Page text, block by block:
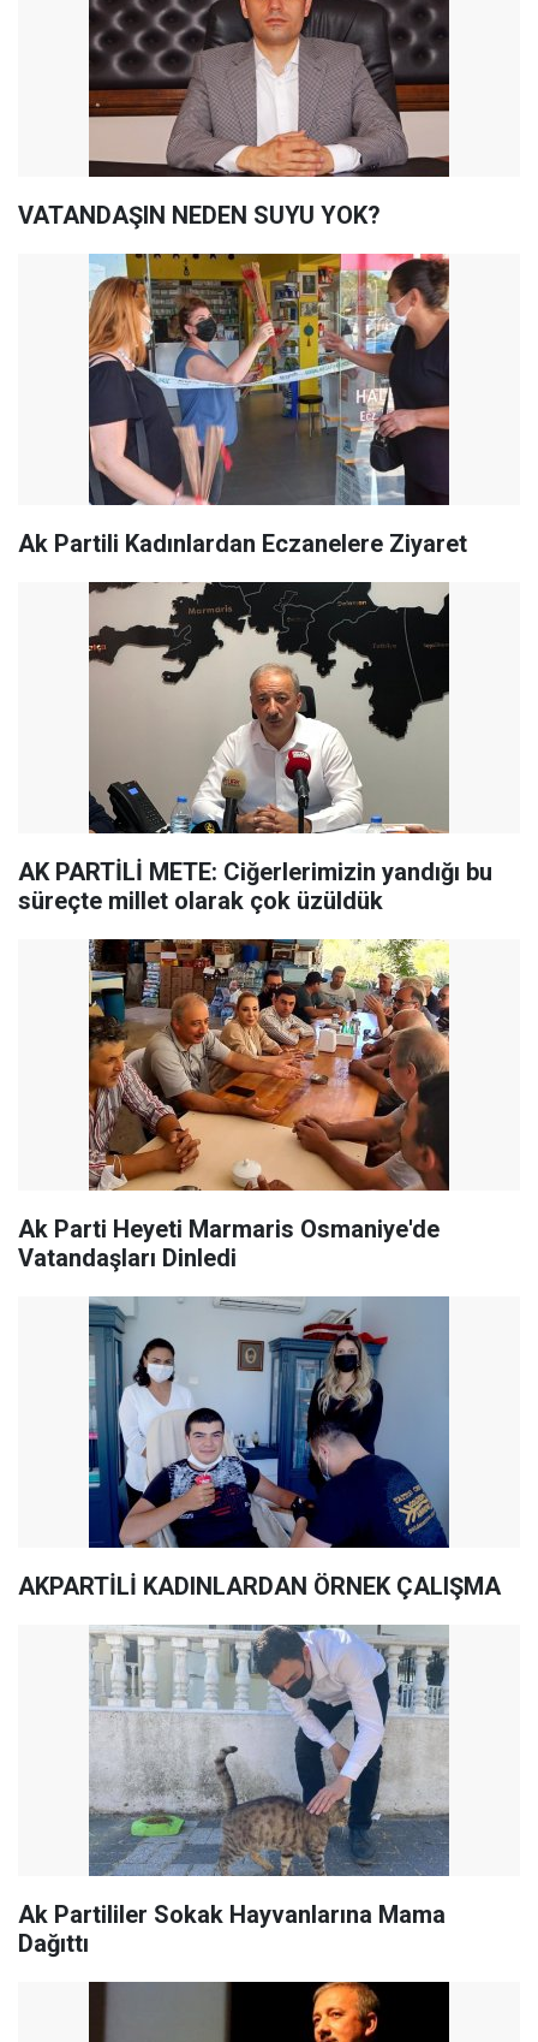
VATANDAŞIN NEDEN SUYU YOK?
Ak Partili Kadınlardan Eczanelere Ziyaret
AK PARTİLİ METE: Ciğerlerimizin yandığı bu
süreçte millet olarak çok üzüldük
Ak Parti Heyeti Marmaris Osmaniye'de
Vatandaşları Dinledi
AKPARTİLİ KADINLARDAN ÖRNEK ÇALIŞMA
Ak Partililer Sokak Hayvanlarına Mama
Dağıttı